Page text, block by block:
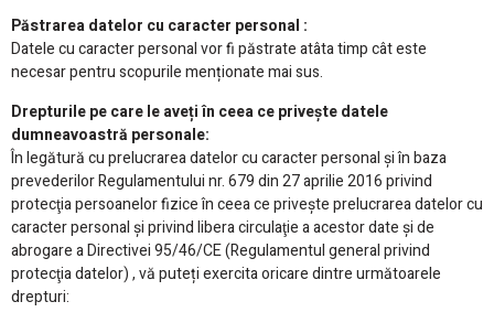
Păstrarea datelor cu caracter personal :
Datele cu caracter personal vor fi păstrate atâta timp cât este
necesar pentru scopurile menționate mai sus.
Drepturile pe care le aveți în ceea ce privește datele
dumneavoastră personale:
În legătură cu prelucrarea datelor cu caracter personal și în baza
prevederilor Regulamentului nr. 679 din 27 aprilie 2016 privind
protecţia persoanelor fizice în ceea ce priveşte prelucrarea datelor cu
caracter personal şi privind libera circulaţie a acestor date şi de
abrogare a Directivei 95/46/CE (Regulamentul general privind
protecţia datelor) , vă puteți exercita oricare dintre următoarele
drepturi: